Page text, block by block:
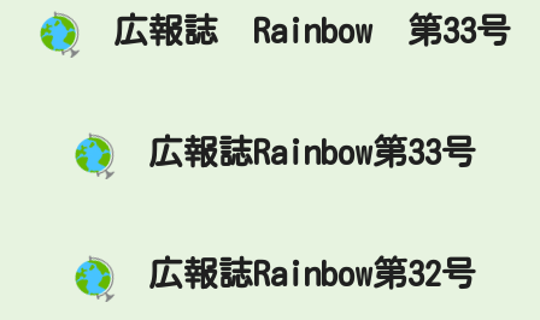
広報誌 Rainbow 第33号
広報誌Rainbow第33号
広報誌Rainbow第32号